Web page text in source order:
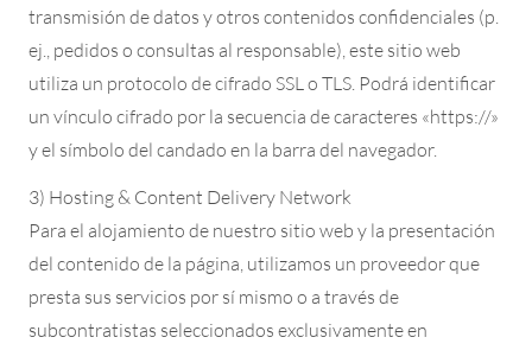
transmisión de datos y otros contenidos confidenciales (p.
ej., pedidos o consultas al responsable), este sitio web
utiliza un protocolo de cifrado SSL o TLS. Podrá identificar
un vínculo cifrado por la secuencia de caracteres «https://»
y el símbolo del candado en la barra del navegador.
3) Hosting & Content Delivery Network
Para el alojamiento de nuestro sitio web y la presentación
del contenido de la página, utilizamos un proveedor que
presta sus servicios por sí mismo o a través de
subcontratistas seleccionados exclusivamente en